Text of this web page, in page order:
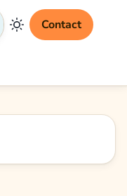
Contact